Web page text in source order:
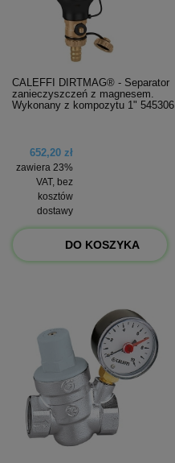
CALEFFI DIRTMAG® - Separator
zanieczyszczeń z magnesem.
Wykonany z kompozytu 1" 545306
652,20 zł
zawiera 23%
VAT, bez
kosztów
dostawy
DO KOSZYKA